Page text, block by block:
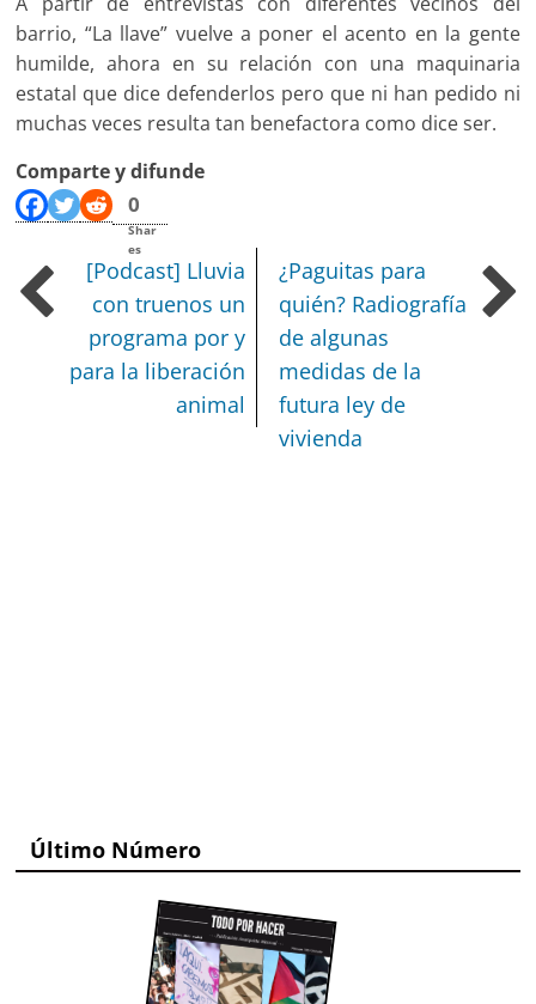
barrio, “La llave” vuelve a poner el acento en la gente
humilde, ahora en su relación con una maquinaria
estatal que dice defenderlos pero que ni han pedido ni
muchas veces resulta tan benefactora como dice ser.
Comparte y difunde
0
Shar
es
[Podcast] Lluvia
con truenos un
programa por y
para la liberación
animal
¿Paguitas para
quién? Radiografía
de algunas
medidas de la
futura ley de
vivienda
Último Número